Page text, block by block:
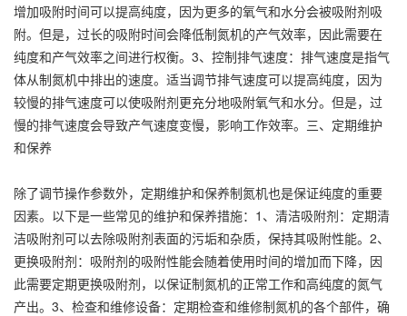
增加吸附时间可以提高纯度，因为更多的氧气和水分会被吸附剂吸
附。但是，过长的吸附时间会降低制氮机的产气效率，因此需要在
纯度和产气效率之间进行权衡。3、控制排气速度：排气速度是指气
体从制氮机中排出的速度。适当调节排气速度可以提高纯度，因为
较慢的排气速度可以使吸附剂更充分地吸附氧气和水分。但是，过
慢的排气速度会导致产气速度变慢，影响工作效率。三、定期维护
和保养
除了调节操作参数外，定期维护和保养制氮机也是保证纯度的重要
因素。以下是一些常见的维护和保养措施：1、清洁吸附剂：定期清
洁吸附剂可以去除吸附剂表面的污垢和杂质，保持其吸附性能。2、
更换吸附剂：吸附剂的吸附性能会随着使用时间的增加而下降，因
此需要定期更换吸附剂，以保证制氮机的正常工作和高纯度的氮气
产出。3、检查和维修设备：定期检查和维修制氮机的各个部件，确